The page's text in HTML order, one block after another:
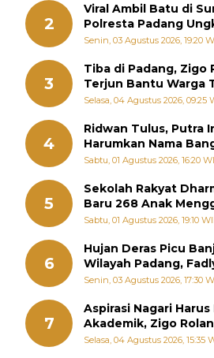
2
Viral Ambil Batu di
Polresta Padang
Sebenarnya
Senin, 03 Agustus 2026, 19:20
3
Tiba di Padang, Zigo
Terjun Bantu Warga
Selasa, 04 Agustus 2026, 09:25
4
Ridwan Tulus, Putra
Harumkan Nama
Diabadikan dalam
Sabtu, 01 Agustus 2026, 16:20
5
Sekolah Rakyat
Baru 268 Anak
Memutus Rantai
Sabtu, 01 Agustus 2026, 19:10
6
Hujan Deras Picu
Wilayah Padang,
Perintahkan OPD
Senin, 03 Agustus 2026, 17:30
7
Aspirasi Nagari
Akademik, Zigo
Diperjuangkan di
Selasa, 04 Agustus 2026, 15:35